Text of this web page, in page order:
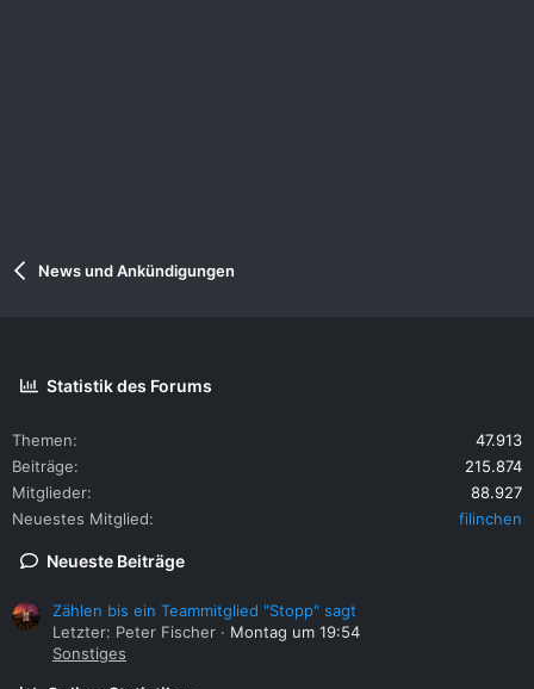
News und Ankündigungen
Statistik des Forums
Themen
47.913
Beiträge
215.874
Mitglieder
88.927
Neuestes Mitglied
filinchen
Neueste Beiträge
Zählen bis ein Teammitglied "Stopp" sagt
Letzter: Peter Fischer
Montag um 19:54
Sonstiges